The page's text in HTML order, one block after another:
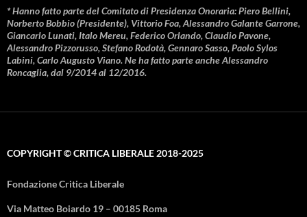
* Hanno fatto parte del Comitato di Presidenza Onoraria: Piero Bellini,
Norberto Bobbio (Presidente), Vittorio Foa, Alessandro Galante Garrone,
Giancarlo Lunati, Italo Mereu, Federico Orlando, Claudio Pavone,
Alessandro Pizzorusso, Stefano Rodotà, Gennaro Sasso, Paolo Sylos
Labini, Carlo Augusto Viano. Ne ha fatto parte anche Alessandro
Roncaglia, dal 9/2014 al 12/2016.
COPYRIGHT © CRITICA LIBERALE 2018-2025
Fondazione Critica Liberale
Via Matteo Boiardo 19 – 00185 Roma